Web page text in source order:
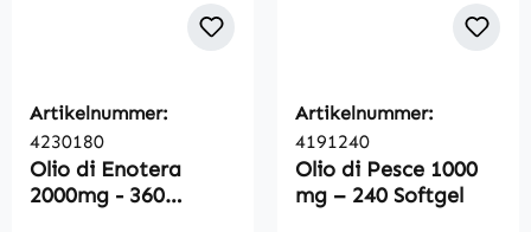
Artikelnummer:
4230180
Olio di Enotera
2000mg - 360
Artikelnummer:
4191240
Olio di Pesce 1000
mg – 240 Softgel